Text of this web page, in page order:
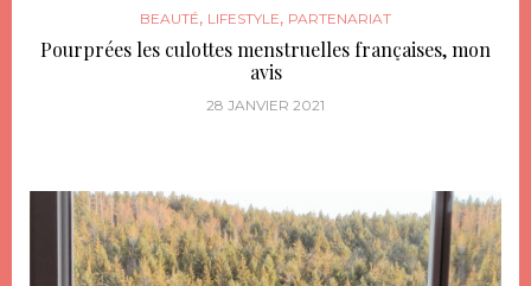
BEAUTÉ, LIFESTYLE, PARTENARIAT
Pourprées les culottes menstruelles françaises, mon
avis
28 JANVIER 2021